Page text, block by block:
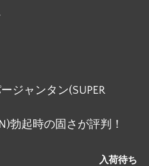
ジャンタン(SUPER
勃起時の固さが評判！
入荷待ち